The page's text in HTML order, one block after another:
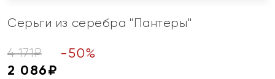
Серьги из серебра "Пантеры"
4 171₽ -50%
2 086₽